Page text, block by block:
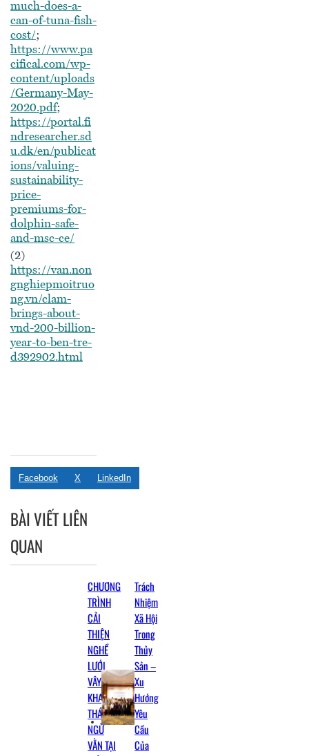
much-does-a-
can-of-tuna-fish-
cost/;
https://www.pa
cifical.com/wp-
content/uploads
/Germany-May-
2020.pdf;
https://portal.fi
ndresearcher.sd
u.dk/en/publicat
ions/valuing-
sustainability-
price-
premiums-for-
dolphin-safe-
and-msc-ce/
(2)
https://van.non
gnghiepmoitruo
ng.vn/clam-
brings-about-
vnd-200-billion-
year-to-ben-tre-
d392902.html
Facebook X LinkedIn
BÀI VIẾT LIÊN
QUAN
CHƯƠNG
TRÌNH
CẢI
THIỆN
NGHỀ
LƯỚI
VÂY
KHAI
THÁC CÁ
NGỪ
VẰN TẠI
Trách
Nhiệm
Xã Hội
Trong
Thủy
Sản –
Xu
Hướng
Yêu
Cầu
Của